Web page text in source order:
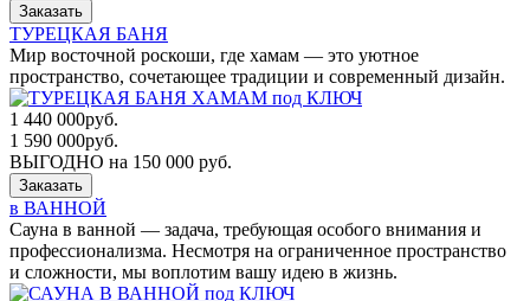
Заказать
ТУРЕЦКАЯ БАНЯ
Мир восточной роскоши, где хамам — это уютное
пространство, сочетающее традиции и современный дизайн.
1 440 000руб.
1 590 000руб.
ВЫГОДНО на 150 000 руб.
Заказать
в ВАННОЙ
Сауна в ванной — задача, требующая особого внимания и
профессионализма. Несмотря на ограниченное пространство
и сложности, мы воплотим вашу идею в жизнь.